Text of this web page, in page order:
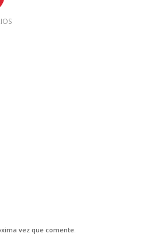
vez que comente.